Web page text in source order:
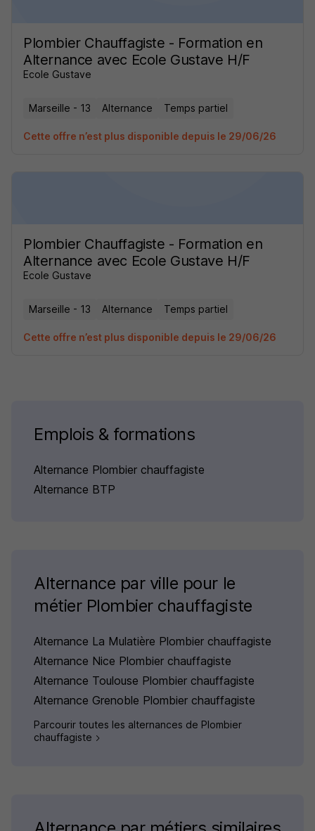
Plombier Chauffagiste - Formation en
Alternance avec Ecole Gustave H/F
Ecole Gustave
Marseille - 13 Alternance Temps partiel
Cette offre n’est plus disponible depuis le 29/06/26
Plombier Chauffagiste - Formation en
Alternance avec Ecole Gustave H/F
Ecole Gustave
Marseille - 13 Alternance Temps partiel
Cette offre n’est plus disponible depuis le 29/06/26
Emplois & formations
Alternance Plombier chauffagiste
Alternance BTP
Alternance par ville pour le
métier Plombier chauffagiste
Alternance La Mulatière Plombier chauffagiste
Alternance Nice Plombier chauffagiste
Alternance Toulouse Plombier chauffagiste
Alternance Grenoble Plombier chauffagiste
Parcourir toutes les alternances de Plombier
chauffagiste